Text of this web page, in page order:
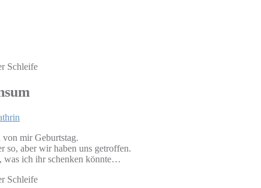
mir Geburtstag.
so, aber wir haben uns getroffen.
was ich ihr schenken könnte…